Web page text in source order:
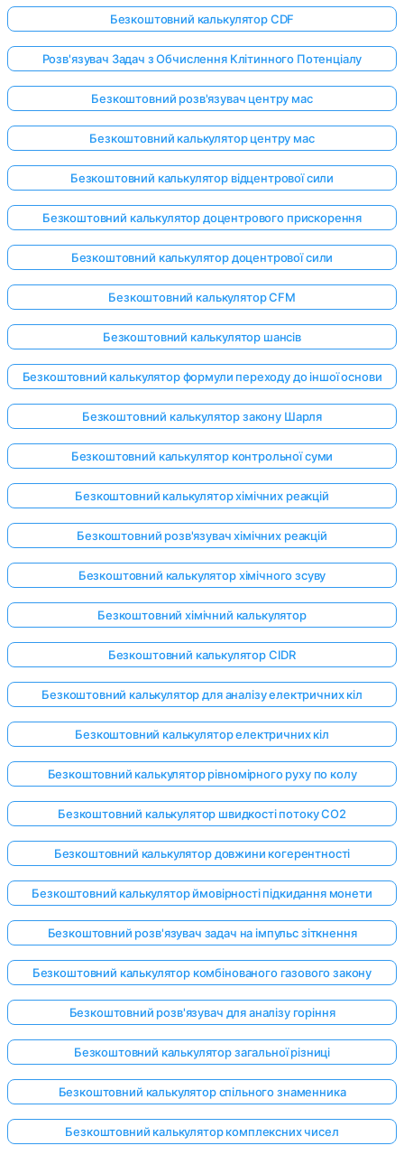
Безкоштовний калькулятор CDF
Розв'язувач Задач з Обчислення Клітинного Потенціалу
Безкоштовний розв'язувач центру мас
Безкоштовний калькулятор центру мас
Безкоштовний калькулятор відцентрової сили
Безкоштовний калькулятор доцентрового прискорення
Безкоштовний калькулятор доцентрової сили
Безкоштовний калькулятор CFM
Безкоштовний калькулятор шансів
Безкоштовний калькулятор формули переходу до іншої основи
Безкоштовний калькулятор закону Шарля
Безкоштовний калькулятор контрольної суми
Безкоштовний калькулятор хімічних реакцій
Безкоштовний розв'язувач хімічних реакцій
Безкоштовний калькулятор хімічного зсуву
Безкоштовний хімічний калькулятор
Безкоштовний калькулятор CIDR
Безкоштовний калькулятор для аналізу електричних кіл
Безкоштовний калькулятор електричних кіл
Безкоштовний калькулятор рівномірного руху по колу
Безкоштовний калькулятор швидкості потоку CO2
Безкоштовний калькулятор довжини когерентності
Безкоштовний калькулятор ймовірності підкидання монети
Безкоштовний розв'язувач задач на імпульс зіткнення
Безкоштовний калькулятор комбінованого газового закону
Безкоштовний розв'язувач для аналізу горіння
Безкоштовний калькулятор загальної різниці
Безкоштовний калькулятор спільного знаменника
Безкоштовний калькулятор комплексних чисел